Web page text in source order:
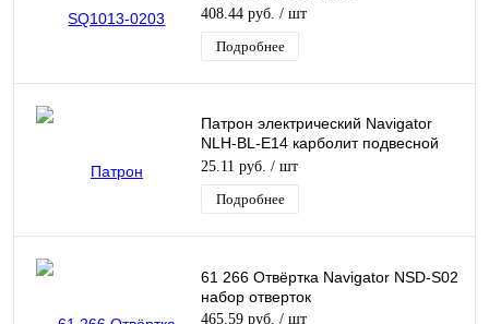
PH:0х75,1х75,2х100 (тканевый
чехол), CR-V "Ал
408.44 руб. / шт
Подробнее
Патрон электрический Navigator
NLH-BL-E14 карболит подвесной
Е14, M10
25.11 руб. / шт
Подробнее
61 266 Отвёртка Navigator NSD-S02
набор отверток
465.59 руб. / шт